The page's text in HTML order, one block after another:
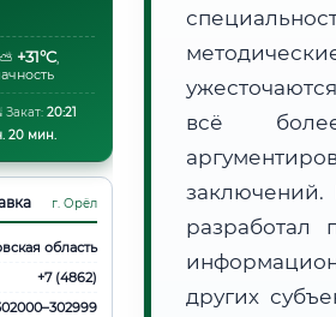
⛅ +31°C,
Закат:20:21
20 мин.
г. Орёл
область
+7 (4862)
всё
заключений.
разработал
других